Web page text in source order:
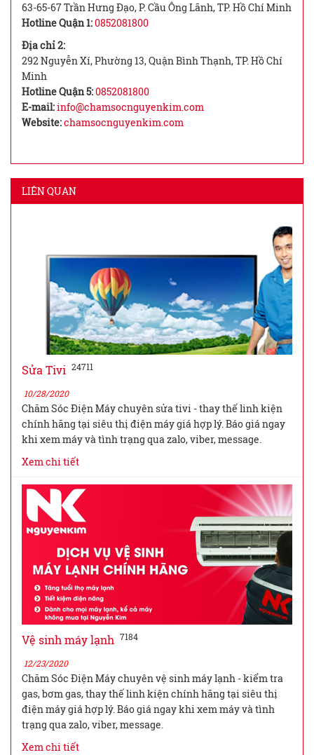
63-65-67 Trần Hưng Đạo, P. Cầu Ông Lãnh, TP. Hồ Chí Minh
Hotline Quận 1:0852081800
Địa chỉ 2:
292 Nguyễn Xí, Phường 13, Quận Bình Thạnh, TP. Hồ Chí
Minh
Hotline Quận 5:0852081800
E-mail:info@chamsocnguyenkim.com
Website:chamsocnguyenkim.com
LIÊN QUAN
Sửa Tivi 24711
10/28/2020
Chăm Sóc Điện Máy chuyên sửa tivi - thay thế linh kiện
chính hãng tại siêu thị điện máy giá hợp lý. Báo giá ngay
khi xem máy và tình trạng qua zalo, viber, message.
Xem chi tiết
Vệ sinh máy lạnh 7184
12/23/2020
Chăm Sóc Điện Máy chuyên vệ sinh máy lạnh - kiểm tra
gas, bơm gas, thay thế linh kiện chính hãng tại siêu thị
điện máy giá hợp lý. Báo giá ngay khi xem máy và tình
trạng qua zalo, viber, message.
Xem chi tiết